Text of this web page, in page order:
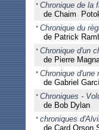
Chronique de la
de Chaim
Chronique du
de Patrick
Chronique d'un
de Pierre
Chronique d'une
de Gabriel
Chroniques -
de Bob Dylan
chroniques
de Card Orson